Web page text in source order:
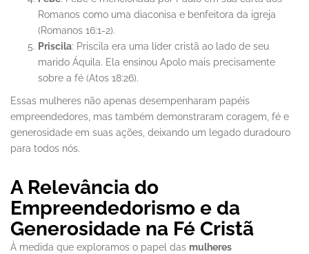
Romanos como uma diaconisa e benfeitora da igreja
(Romanos 16:1-2).
Priscila: Priscila era uma líder cristã ao lado de seu
marido Áquila. Ela ensinou Apolo mais precisamente
sobre a fé (Atos 18:26).
Essas mulheres não apenas desempenharam papéis
empreendedores, mas também demonstraram coragem, fé e
generosidade em suas ações, deixando um legado duradouro
para todos nós.
A Relevância do
Empreendedorismo e da
Generosidade na Fé Cristã
À medida que exploramos o papel das mulheres